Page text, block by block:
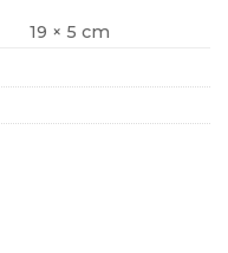
19 × 5 cm